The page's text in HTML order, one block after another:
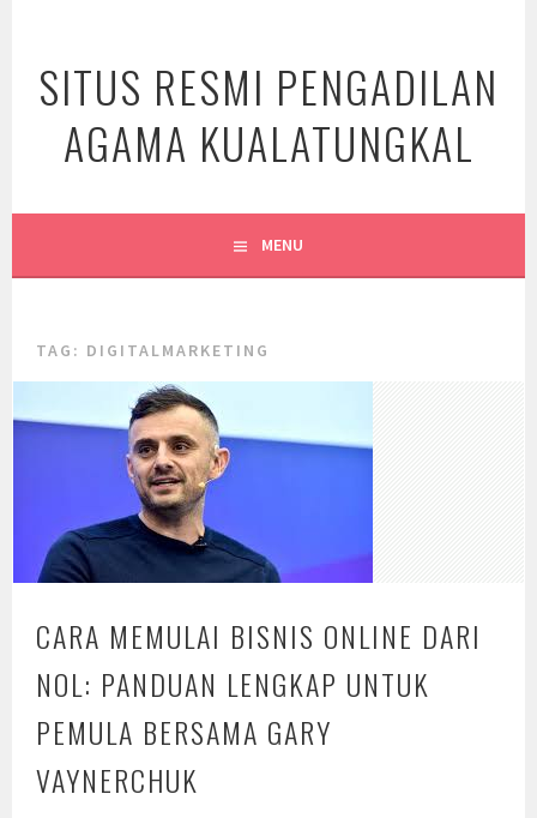
content
SITUS RESMI PENGADILAN
AGAMA KUALATUNGKAL
MENU
TAG: DIGITALMARKETING
CARA MEMULAI BISNIS ONLINE DARI
NOL: PANDUAN LENGKAP UNTUK
PEMULA BERSAMA GARY
VAYNERCHUK